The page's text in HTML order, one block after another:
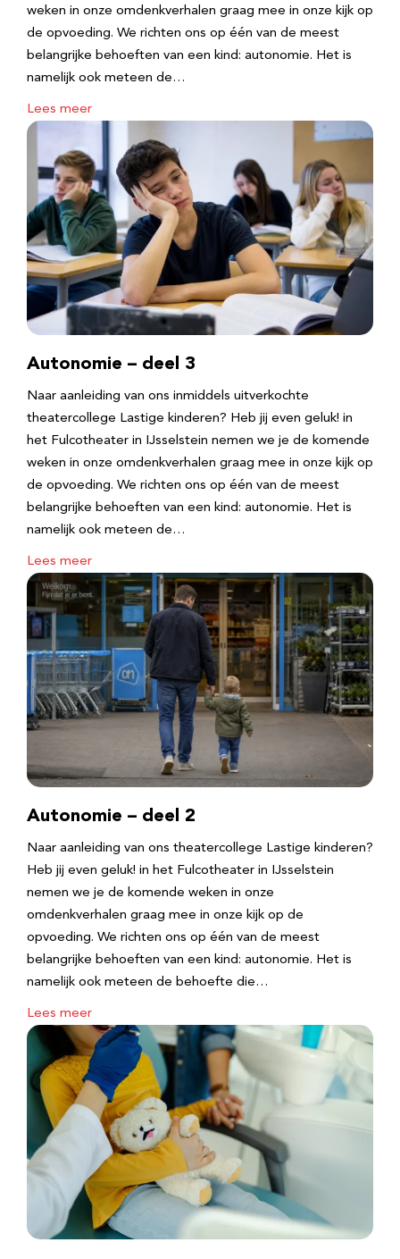
weken in onze omdenkverhalen graag mee in onze kijk op
de opvoeding. We richten ons op één van de meest
belangrijke behoeften van een kind: autonomie. Het is
namelijk ook meteen de…
Lees meer
Autonomie – deel 3
Naar aanleiding van ons inmiddels uitverkochte
theatercollege Lastige kinderen? Heb jij even geluk! in
het Fulcotheater in IJsselstein nemen we je de komende
weken in onze omdenkverhalen graag mee in onze kijk op
de opvoeding. We richten ons op één van de meest
belangrijke behoeften van een kind: autonomie. Het is
namelijk ook meteen de…
Lees meer
Autonomie – deel 2
Naar aanleiding van ons theatercollege Lastige kinderen?
Heb jij even geluk! in het Fulcotheater in IJsselstein
nemen we je de komende weken in onze
omdenkverhalen graag mee in onze kijk op de
opvoeding. We richten ons op één van de meest
belangrijke behoeften van een kind: autonomie. Het is
namelijk ook meteen de behoefte die…
Lees meer